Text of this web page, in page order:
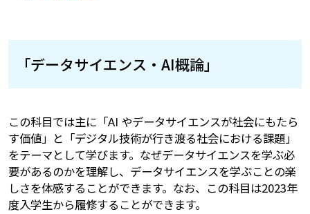
「データサイエンス・AI概論」
この科目では主に「AI やデータサイエンスが社会にもたら
す価値」と「デジタル技術が行き渡る社会における課題」
をテーマとして学びます。なぜデータサイエンスを学ぶ必
要があるのかを理解し、データサイエンスを学ぶことの楽
しさを体感することができます。なお、この科目は2023年
度入学生から履修することができます。